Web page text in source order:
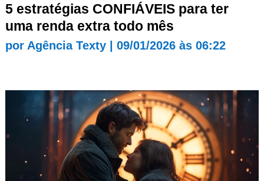
5 estratégias CONFIÁVEIS para ter
uma renda extra todo mês
por Agência Texty| 09/01/2026 às 06:22